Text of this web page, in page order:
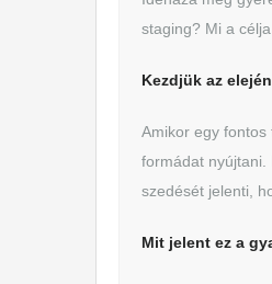
staging? Mi a
Kezdjük az
Amikor egy fontos
formádat nyújtani.
szedését jelenti,
Mit jelent ez a